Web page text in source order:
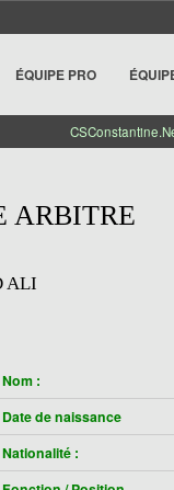
ÉQUIPE PRO
ARBITRE
ALI
Nom :
Date de naissance
Nationalité :